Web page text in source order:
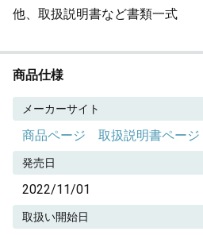
他、取扱説明書など書類一式
商品仕様
メーカーサイト
商品ページ 取扱説明書ページ
発売日
2022/11/01
取扱い開始日